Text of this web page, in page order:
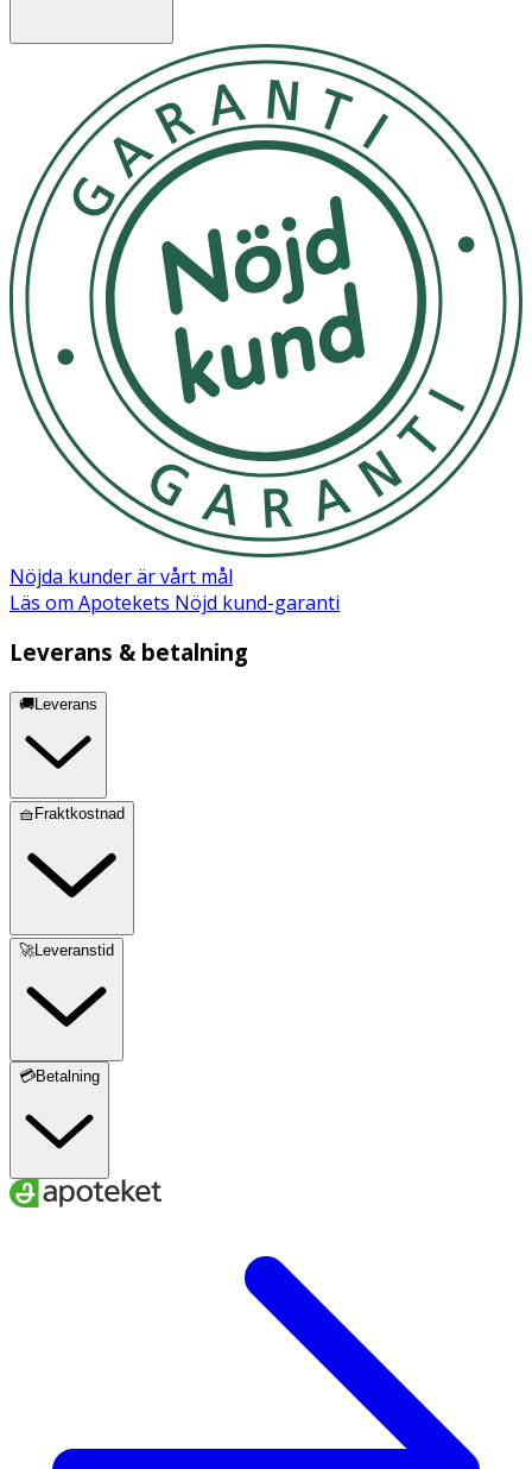
vardag till fest och även när du sover
- Innehåller inga onödiga metalldelar eller smycken.
- Går med fördel att tvätta för hand eller i maskin på
fintvätt.
Material
OEKO-TEX certifierad siden
Nöjda kunder är vårt mål
Läs om Apotekets Nöjd kund-garanti
Leverans & betalning
🚚Leverans
🧺Fraktkostnad
🚀Leveranstid
💳Betalning